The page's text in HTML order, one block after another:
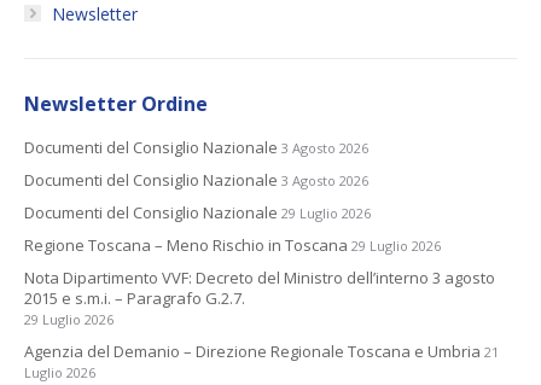
Newsletter
Newsletter Ordine
Documenti del Consiglio Nazionale 3 Agosto 2026
Documenti del Consiglio Nazionale 3 Agosto 2026
Documenti del Consiglio Nazionale 29 Luglio 2026
Regione Toscana – Meno Rischio in Toscana 29 Luglio 2026
Nota Dipartimento VVF: Decreto del Ministro dell’interno 3 agosto
2015 e s.m.i. – Paragrafo G.2.7.
29 Luglio 2026
Agenzia del Demanio – Direzione Regionale Toscana e Umbria 21
Luglio 2026